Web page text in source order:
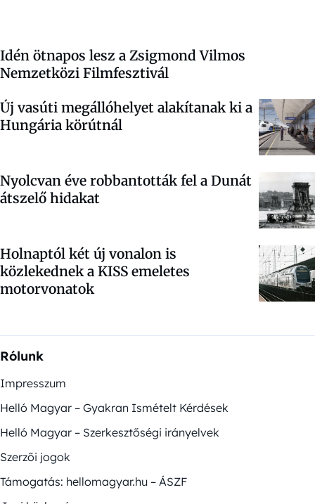
Idén ötnapos lesz a Zsigmond Vilmos
Nemzetközi Filmfesztivál
Új vasúti megállóhelyet alakítanak ki a
Hungária körútnál
Nyolcvan éve robbantották fel a Dunát
átszelő hidakat
Holnaptól két új vonalon is
közlekednek a KISS emeletes
motorvonatok
Rólunk
Impresszum
Helló Magyar – Gyakran Ismételt Kérdések
Helló Magyar – Szerkesztőségi irányelvek
Szerzői jogok
Támogatás: hellomagyar.hu – ÁSZF